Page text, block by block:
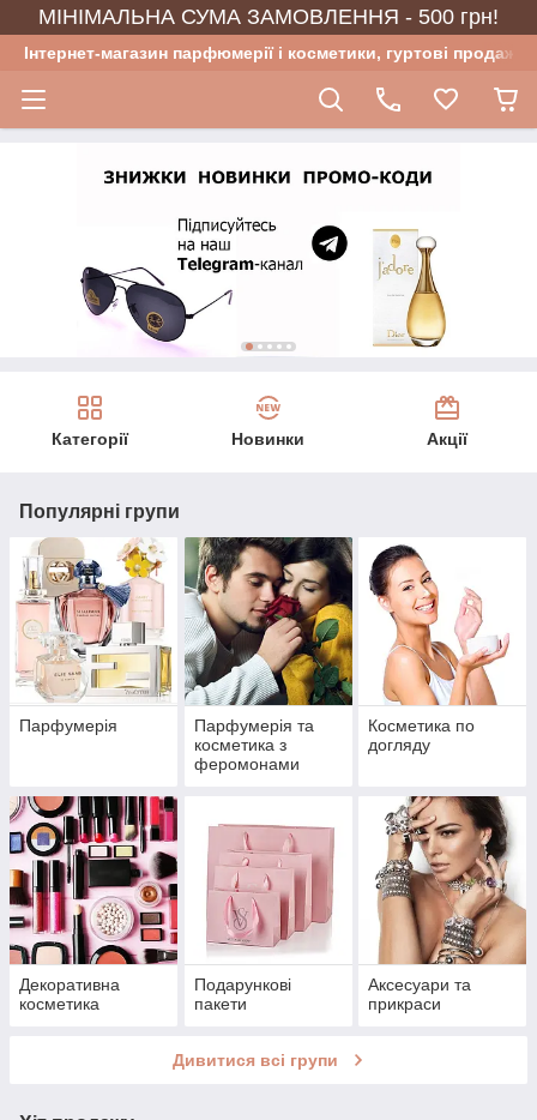
МІНІМАЛЬНА СУМА ЗАМОВЛЕННЯ - 500 грн!
Інтернет-магазин парфюмерії і косметики, гуртові продажі
Категорії Новинки Акції
Популярні групи
Парфумерія
Парфумерія та
косметика з
феромонами
Косметика по
догляду
Декоративна
косметика
Подарункові
пакети
Аксесуари та
прикраси
Дивитися всі групи